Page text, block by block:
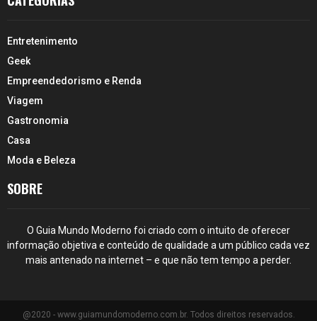
Entretenimento
Geek
Empreendedorismo e Renda
Viagem
Gastronomia
Casa
Moda e Beleza
SOBRE
O Guia Mundo Moderno foi criado com o intuito de oferecer
informação objetiva e conteúdo de qualidade a um público cada vez
mais antenado na internet – e que não tem tempo a perder.
@2020 - www.guiamundomoderno.com.br. Todos direitos reservados.